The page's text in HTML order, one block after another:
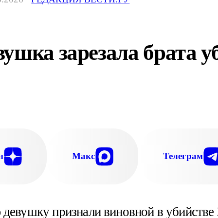
зарезала брата
Макс Телеграм
признали виновной в убийстве